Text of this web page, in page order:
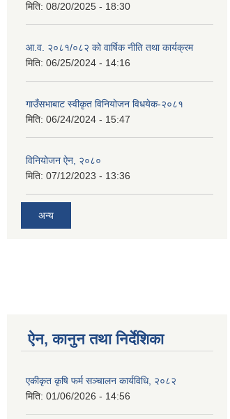
मिति: 08/20/2025 - 18:30
आ.व. २०८१/०८२ को वार्षिक नीति तथा कार्यक्रम
मिति: 06/25/2024 - 14:16
गाउँसभाबाट स्वीकृत विनियोजन विधयेक-२०८१
मिति: 06/24/2024 - 15:47
विनियोजन ऐन, २०८०
मिति: 07/12/2023 - 13:36
अन्य
ऐन, कानुन तथा निर्देशिका
एकीकृत कृषि फर्म सञ्चालन कार्यविधि, २०८२
मिति: 01/06/2026 - 14:56